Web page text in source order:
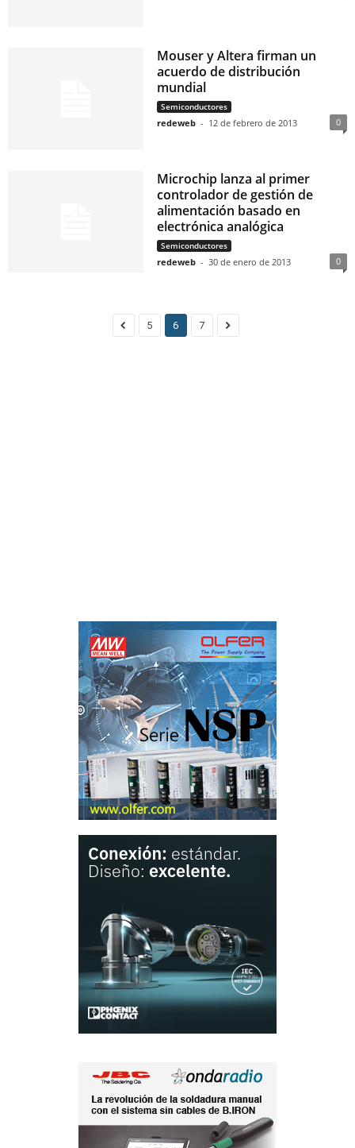
Mouser y Altera firman un
acuerdo de distribución
mundial
Semiconductores
redeweb - 12 de febrero de 2013 0
Microchip lanza al primer
controlador de gestión de
alimentación basado en
electrónica analógica
Semiconductores
redeweb - 30 de enero de 2013 0
5 6 7